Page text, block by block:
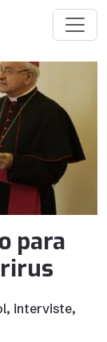
para
, interviste,